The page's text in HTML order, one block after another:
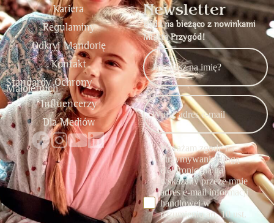
Kariera
Regulaminy
Odkryj Mandorię
Kontakt
Standardy Ochrony
Małoletnich
Influencerzy
Dla Mediów
Newsletter
Bądź na bieżąco z nowinkami
Miasta Przygód!
Wyrażam zgodę na
otrzymywanie drogą
elektroniczną na
wskazany przeze mnie
adres e-mail informacji
handlowej w
rozumieniu art. 10 ust.